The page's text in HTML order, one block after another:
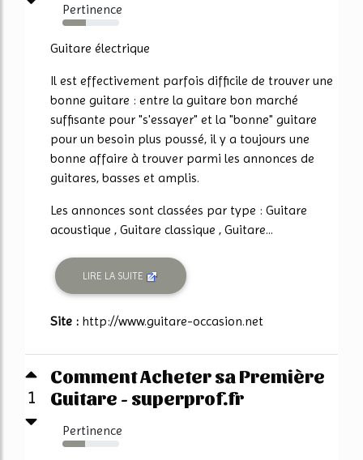
Pertinence
41%
Guitare électrique
Il est effectivement parfois difficile de trouver une
bonne guitare : entre la guitare bon marché
suffisante pour "s'essayer" et la "bonne" guitare
pour un besoin plus poussé, il y a toujours une
bonne affaire à trouver parmi les annonces de
guitares, basses et amplis.
Les annonces sont classées par type : Guitare
acoustique , Guitare classique , Guitare...
LIRE LA SUITE
Site : http://www.guitare-occasion.net
1
Comment Acheter sa Première
Guitare - superprof.fr
Pertinence
40%